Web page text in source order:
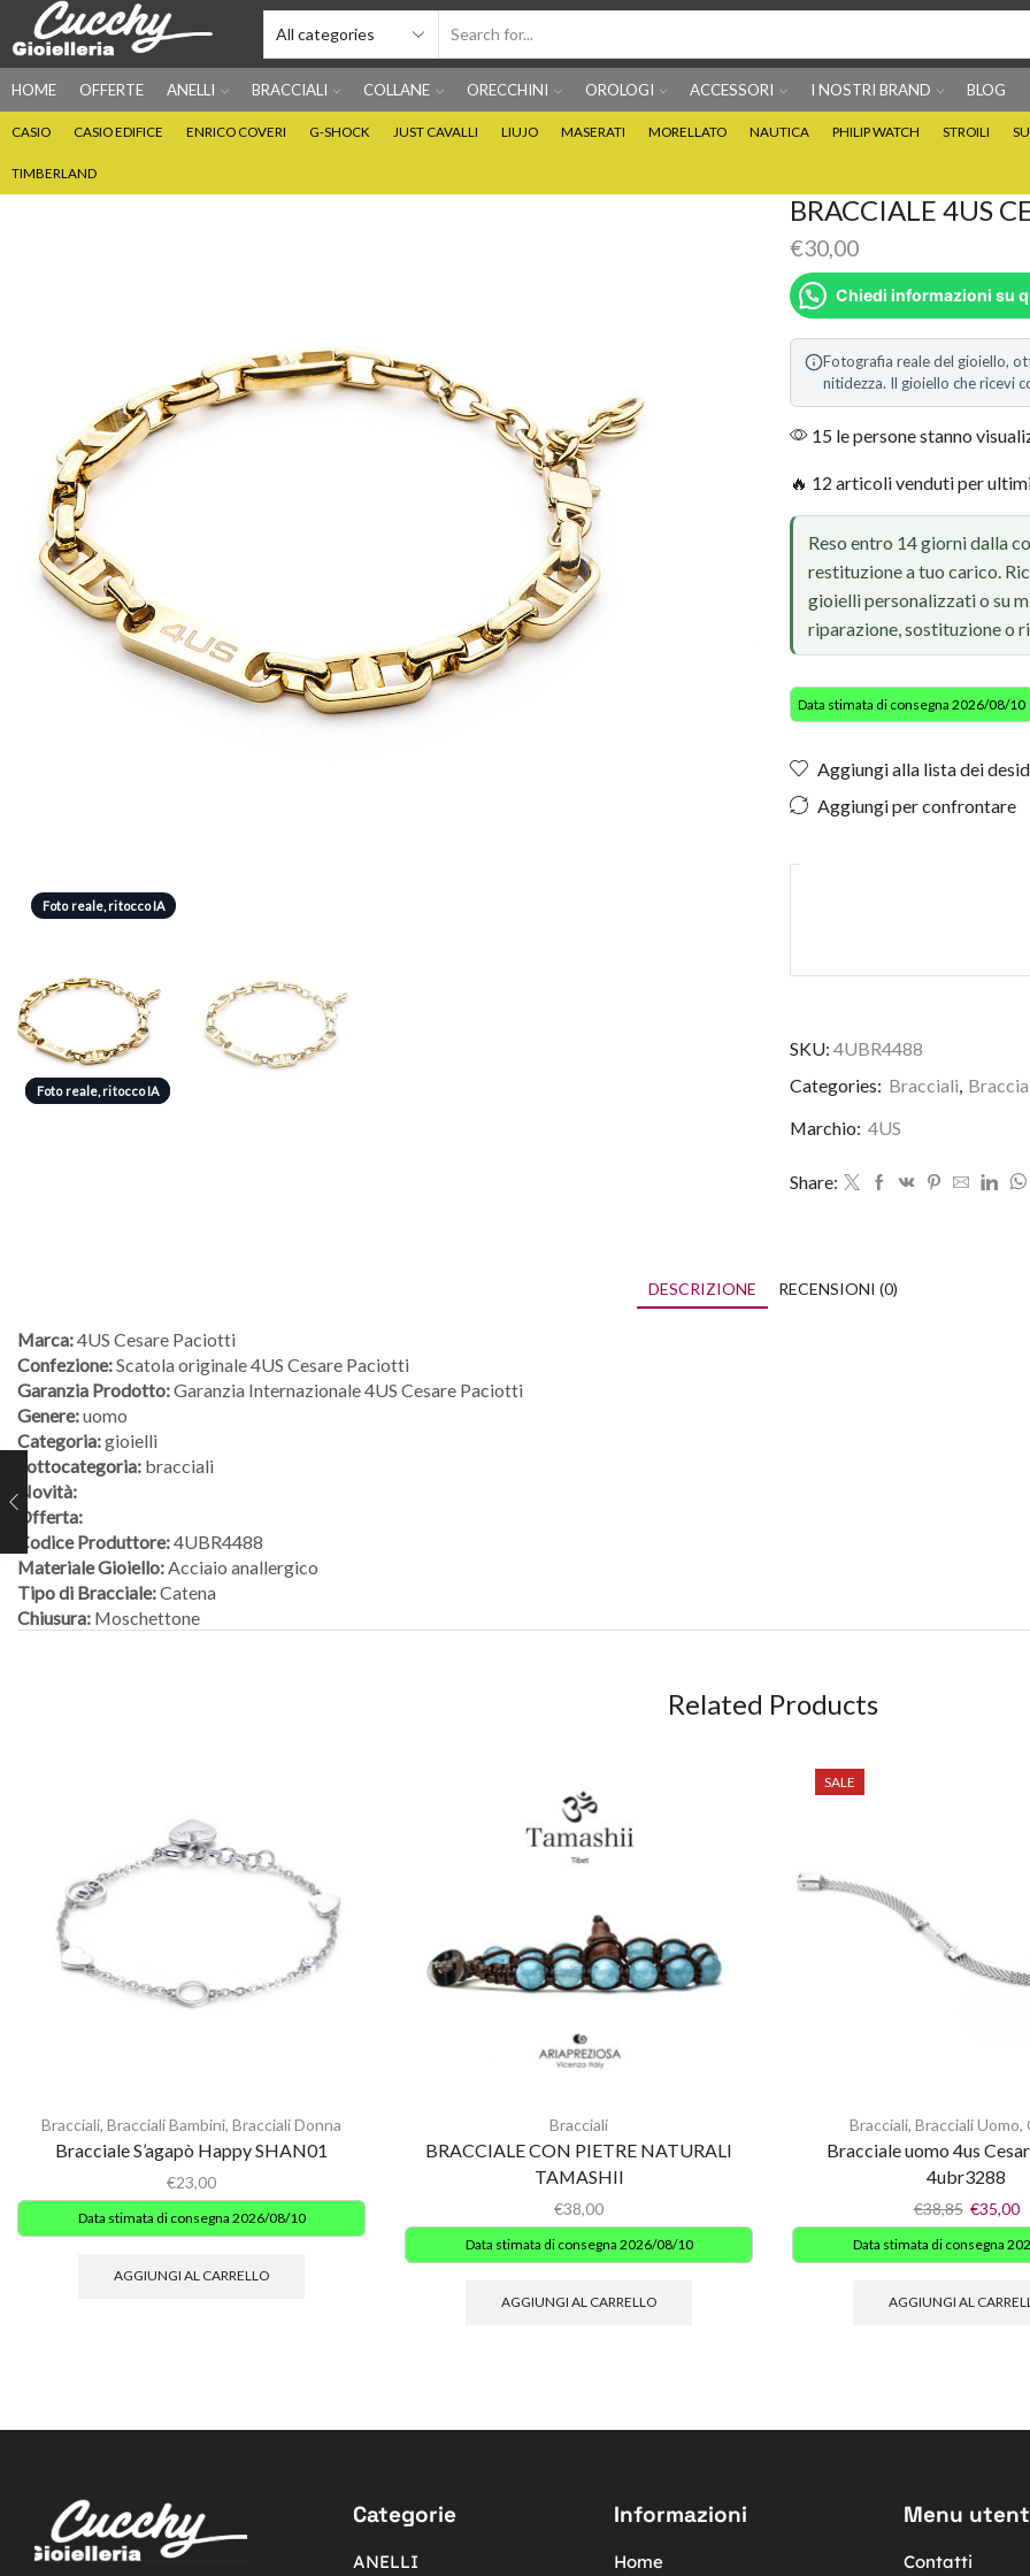
HOME OFFERTE ANELLI BRACCIALI COLLANE ORECCHINI OROLOGI ACCESSORI I NOSTRI BRAND BLOG
CASIO CASIO EDIFICE ENRICO COVERI G-SHOCK JUST CAVALLI LIUJO MASERATI MORELLATO NAUTICA PHILIP WATCH STROILI
TIMBERLAND
Foto reale, ritocco IA
Foto reale, ritocco IA
Foto reale, ritocco IA
BRACCIALE 4US
€30,00
Chiedi informazioni su
Fotografia reale del gioiello,
nitidezza. Il gioiello che ricevi
15 le persone stanno
🔥 12 articoli venduti per
Reso entro 14 giorni dalla
restituzione a tuo carico.
gioielli personalizzati o su
riparazione, sostituzione o
Data stimata di consegna 2026/08/10
Aggiungi alla lista dei
Aggiungi per confrontare
SKU: 4UBR4488
Categories: Bracciali
Marchio: 4US
Share:
DESCRIZIONE RECENSIONI (0)
Marca:4US Cesare Paciotti
Confezione:Scatola originale 4US Cesare Paciotti
Garanzia Prodotto:Garanzia Internazionale 4US Cesare Paciotti
Genere:uomo
Categoria:gioielli
Sottocategoria: bracciali
Novità:
Offerta:
Codice Produttore:4UBR4488
Materiale Gioiello: Acciaio anallergico
Tipo di Bracciale:Catena
Chiusura: Moschettone
Related Products
Bracciali, Bracciali Bambini, Bracciali Donna
Bracciale S’agapò Happy SHAN01
€23,00
Data stimata di consegna 2026/08/10
AGGIUNGI AL CARRELLO
Bracciali
BRACCIALE CON PIETRE NATURALI
TAMASHII
€38,00
Data stimata di consegna 2026/08/10
AGGIUNGI AL CARRELLO
SALE
Bracciali, Bracciali Uomo,
Bracciale uomo 4us
4ubr3288
€38,85 €35,00
Data stimata di consegna
AGGIUNGI AL
Categorie
ANELLI
Informazioni
Home
Menu
Contatti